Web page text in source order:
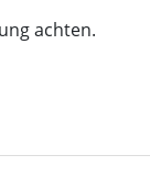
achten.